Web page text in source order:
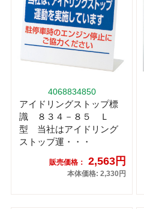
4068834850
アイドリングストップ標
識 ８３４－８５ Ｌ
型 当社はアイドリング
ストップ運・・・
販売価格： 2,563円
本体価格: 2,330円